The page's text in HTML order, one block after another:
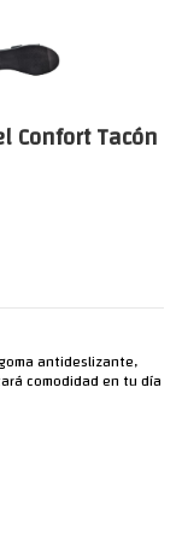
Confort Tacón
antideslizante,
comodidad en tu día